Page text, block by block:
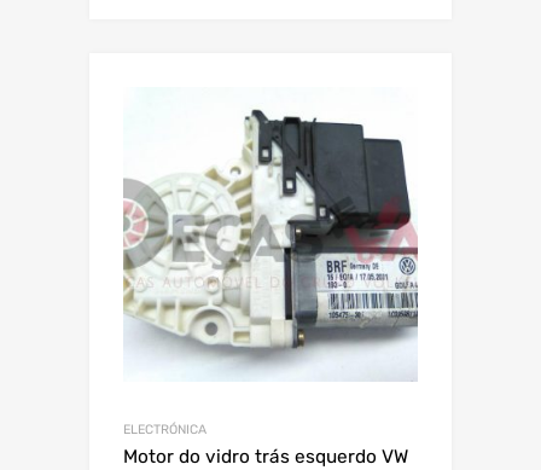
ELECTRÓNICA
Motor do vidro trás esquerdo VW